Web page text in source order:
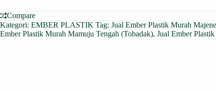
Compare
Kategori: EMBER PLASTIK Tag: Jual Ember Plastik Murah
Ember Plastik Murah Mamuju Tengah (Tobadak), Jual Ember